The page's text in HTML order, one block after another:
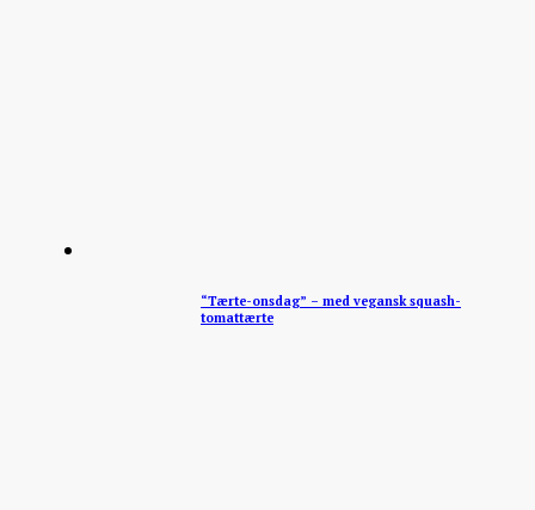
“Tærte-onsdag” – med vegansk squash-
tomattærte